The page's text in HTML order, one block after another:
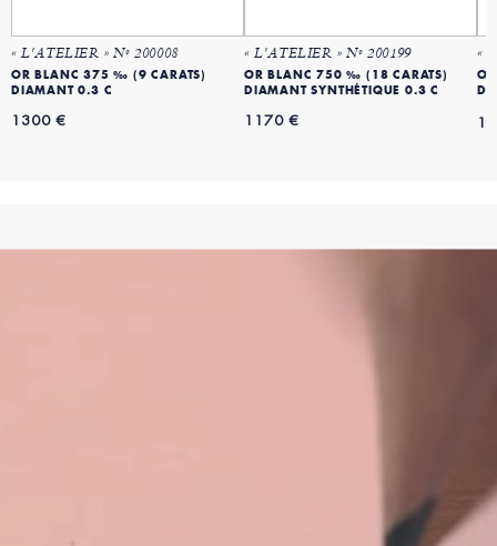
« L'ATELIER » Nº 200008
OR BLANC 375 ‰ (9 CARATS)
DIAMANT 0.3 C
1300 €
« L'ATELIER » Nº 200199
OR BLANC 750 ‰ (18 CARATS)
DIAMANT SYNTHÉTIQUE 0.3 C
1170 €
«